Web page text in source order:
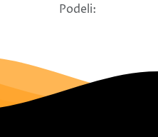
Podeli: